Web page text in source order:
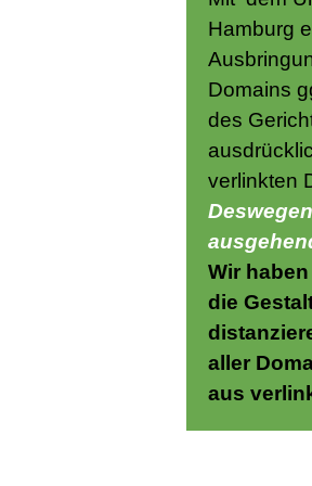
Hamburg
Domains
des
verlinkten
Wir
die
aller
aus